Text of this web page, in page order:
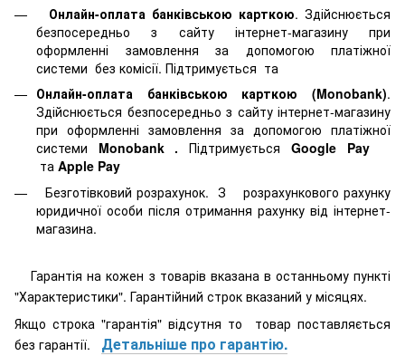
Онлайн-оплата банківською карткою. Здійснюється
безпосередньо з сайту інтернет-магазину при
оформленні замовлення за допомогою платіжної
системи без комісії. Підтримується та
Онлайн-оплата банківською карткою (Monobank).
Здійснюється безпосередньо з сайту інтернет-магазину
при оформленні замовлення за допомогою платіжної
системи Monobank .Підтримується Google Pay
та Apple Pay
Безготівковий розрахунок. З розрахункового рахунку
юридичної особи після отримання рахунку від інтернет-
магазина.
Гарантія на кожен з товарів вказана в останньому пункті
"Характеристики". Гарантійний строк вказаний у місяцях.
Якщо строка "гарантія" відсутня то товар поставляється
без гарантії. Детальніше про гарантію.